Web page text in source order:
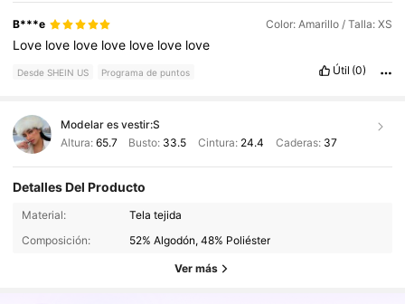
B***e Color: Amarillo / Talla: XS
Love love love love love love love
Desde SHEIN US Programa de puntos Útil (0)
Modelar es vestir:S
Altura: 65.7 Busto: 33.5 Cintura: 24.4 Caderas: 37
Detalles Del Producto
Material:
Tela tejida
Composición:
52% Algodón, 48% Poliéster
Ver más
2.6M Seguidores